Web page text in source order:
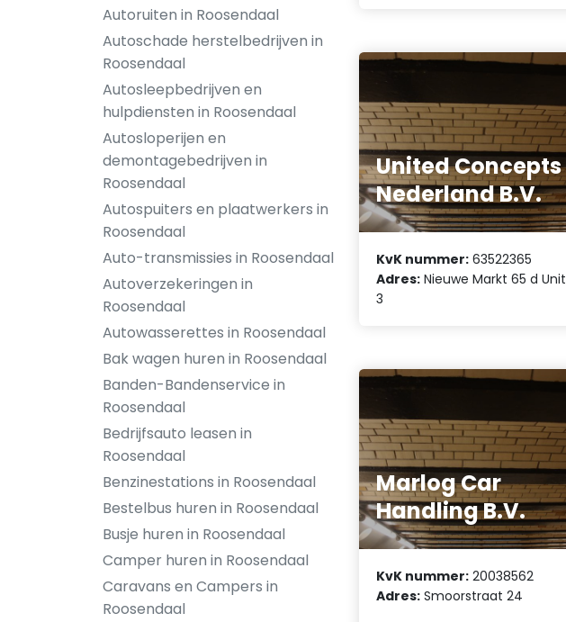
Autoruiten in Roosendaal
Autoschade herstelbedrijven in
Roosendaal
Autosleepbedrijven en
hulpdiensten in Roosendaal
Autosloperijen en
demontagebedrijven in
Roosendaal
Autospuiters en plaatwerkers in
Roosendaal
Auto-transmissies in Roosendaal
Autoverzekeringen in
Roosendaal
Autowasserettes in Roosendaal
Bak wagen huren in Roosendaal
Banden-Bandenservice in
Roosendaal
Bedrijfsauto leasen in
Roosendaal
Benzinestations in Roosendaal
Bestelbus huren in Roosendaal
Busje huren in Roosendaal
Camper huren in Roosendaal
Caravans en Campers in
Roosendaal
United Concepts
Nederland B.V.
KvK nummer: 63522365
Adres: Nieuwe Markt 65 d Unit
3
Marlog Car
Handling B.V.
KvK nummer: 20038562
Adres: Smoorstraat 24